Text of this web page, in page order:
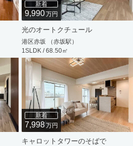
新着
9,990万円
光のオートクチュール
港区赤坂 （赤坂駅）
1SLDK / 68.50㎡
新着
7,998万円
キャロットタワーのそばで